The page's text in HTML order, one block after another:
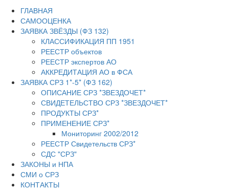
ГЛАВНАЯ
САМООЦЕНКА
ЗАЯВКА ЗВЁЗДЫ (ФЗ 132)
КЛАССИФИКАЦИЯ ПП 1951
РЕЕСТР объектов
РЕЕСТР экспертов АО
АККРЕДИТАЦИЯ АО в ФСА
ЗАЯВКА СРЗ 1*-5* (ФЗ 162)
ОПИСАНИЕ СРЗ *ЗВЕЗДОЧЕТ*
СВИДЕТЕЛЬСТВО СРЗ *ЗВЕЗДОЧЕТ*
ПРОДУКТЫ СРЗ*
ПРИМЕНЕНИЕ СРЗ*
Мониторинг 2002/2012
РЕЕСТР Свидетельств СРЗ*
СДС "СРЗ"
ЗАКОНЫ и НПА
СМИ о СРЗ
КОНТАКТЫ